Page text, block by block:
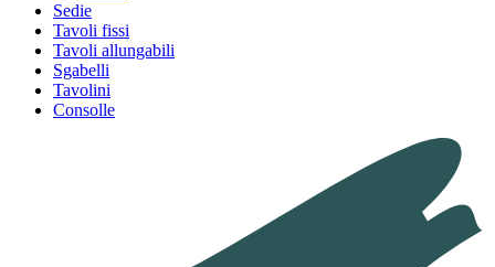
Sedie
Tavoli fissi
Tavoli allungabili
Sgabelli
Tavolini
Consolle